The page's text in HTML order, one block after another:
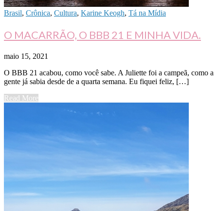
Brasil, Crônica, Cultura, Karine Keogh, Tá na Mídia
O MACARRÃO, O BBB 21 E MINHA VIDA.
maio 15, 2021
O BBB 21 acabou, como você sabe. A Juliette foi a campeã, como a
gente já sabia desde de a quarta semana. Eu fiquei feliz, […]
Read More